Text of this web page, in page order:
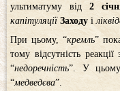
ультиматуму від 2
капітуляції Заходу і
При цьому, “кремль”
тому відсутність
“недоречність”. У цьому,
“медведєва”.